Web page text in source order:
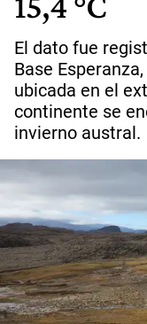
El dato fue
Base
ubicada en el
continente se
invierno austral.